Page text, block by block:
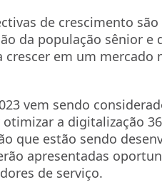
de crescimento
da população sênior
crescer em um
vem sendo
a digitalização
que estão sendo
apresentadas
de serviço.